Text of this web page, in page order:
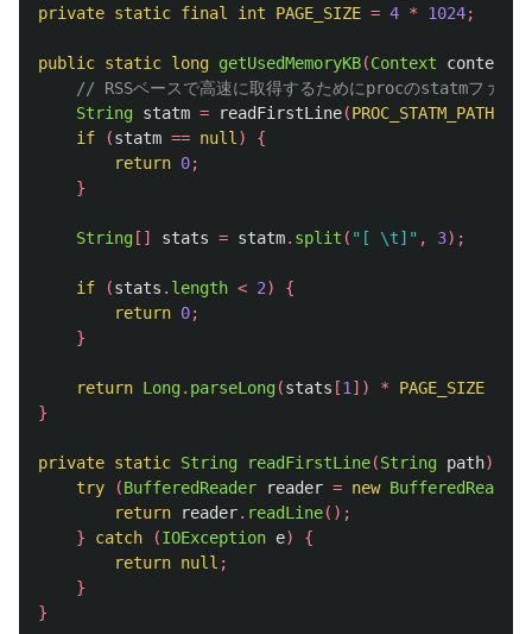
private static final int PAGE_SIZE = 4 * 1024;
public static long getUsedMemoryKB(Context context
// RSSベースで高速に取得するためにprocのstatmファイ
String statm = readFirstLine(PROC_STATM_PATH
if
(statm == null)
{
return 0;
}
String [] stats = statm. split ( "[ \t]" , 3);
if (stats . length < 2)
{
return 0;
}
return Long. parseLong(stats [1]) * PAGE_SIZE
}
private static String readFirstLine(String path)
try
(BufferedReader reader = new BufferedReader
return
reader. readLine();
}
catch (IOException e)
{
return null ;
}
}